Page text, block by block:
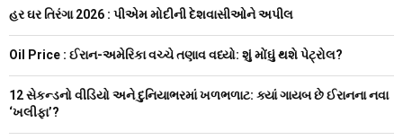
:
C
H
હર ઘર તિરંગા 2026 : પીએમ મોદીની દેશવાસીઓને અપીલ
Oil Price : ઈરાન-અમેરિકા વચ્ચે તણાવ વધ્યો: શું મોંઘું થશે પેટ્રોલ?
12 સેકન્ડનો વીડિયો અને દુનિયાભરમાં ખળભળાટ: ક્યાં ગાયબ છે ઈરાનના નવા
‘ખલીફા’?